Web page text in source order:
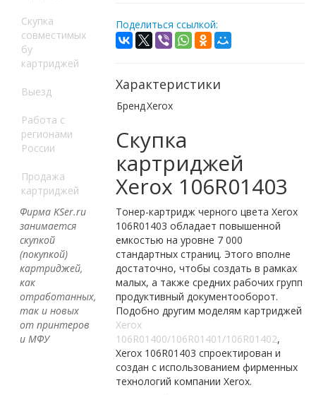
Скупка
совместимых
бу
картриджей
Выезд
Работа с
регионами
России
Продажа
картриджей
Фирма KSer.ru
занимается
скупкой
(покупкой)
картриджей,
как
отработанных,
так и новых
от принтеров
и МФУ
Поделиться ссылкой:
Характеристики
БрендXerox
Скупка
картриджей
Xerox 106R01403
Тонер-картридж черного цвета Xerox
106R01403 обладает повышенной
емкостью на уровне 7 000
стандартных страниц. Этого вполне
достаточно, чтобы создать в рамках
малых, а также средних рабочих групп
продуктивный документооборот.
Подобно другим моделям картриджей
Xerox
106R01400/106R01401/106R01402,
Xerox 106R01403 спроектирован и
создан с использованием фирменных
технологий компании Xerox.